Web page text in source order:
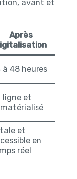
avant et
Après
à 48 heures
ligne et
et
en
réel